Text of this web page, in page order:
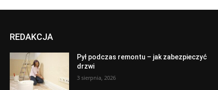
REDAKCJA
Pył podczas remontu – jak zabezpieczyć
drzwi
3 sierpnia, 2026